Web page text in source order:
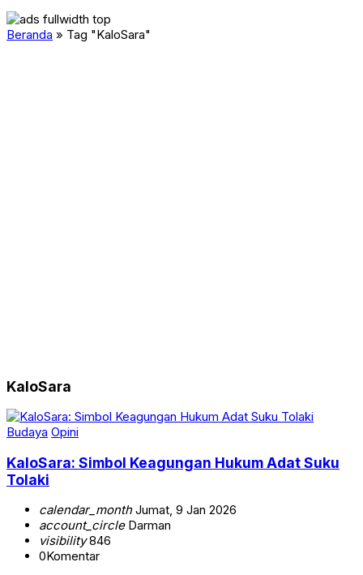
Beranda » Tag "KaloSara"
KaloSara
Budaya Opini
KaloSara: Simbol Keagungan Hukum Adat Suku
Tolaki
calendar_monthJumat, 9 Jan 2026
account_circleDarman
visibility846
0Komentar